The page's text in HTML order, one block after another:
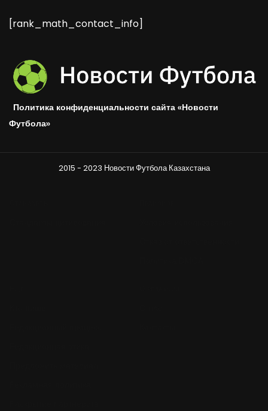
[rank_math_contact_info]
Политика конфиденциальности сайта «Новости
Футбола»
2015 - 2023 Новости Футбола Казахстана